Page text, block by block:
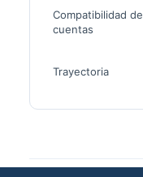
Compatibilidad de
cuentas
Trayectoria